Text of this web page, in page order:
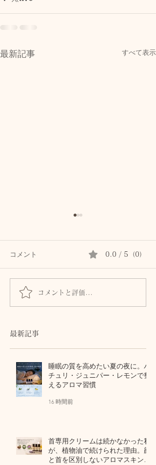
最新記事 すべて表示
首専用クリームは続かな
かった私が、植物油で続
区別しないアロマスキン
コメント 0.0 / 5（0）
コメントと評価...
最新記事
睡眠の質を高めたい夏の夜に。パ
チュリ・ジュニパー・レモンで整
えるアロマ習慣
16 時間前
首専用クリームは続かなかった私
が、植物油で続けられた理由。顔
と首を区別しないアロマスキンケ